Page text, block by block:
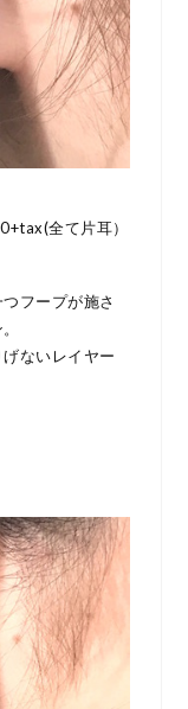
全て片耳）
フープが施さ
ないレイヤー